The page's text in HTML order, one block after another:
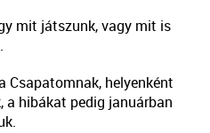
mit játszunk, vagy mit is
Csapatomnak, helyenként
a hibákat pedig januárban